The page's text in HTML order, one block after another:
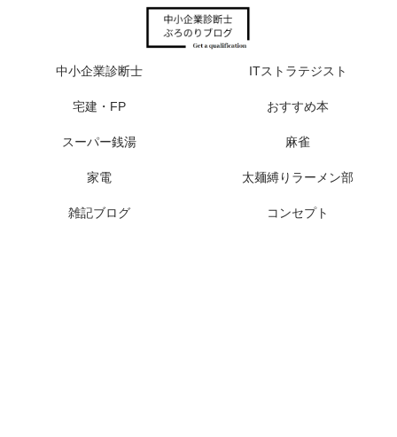
中小企業診断士 ITストラテジスト
宅建・FP おすすめ本
スーパー銭湯 麻雀
家電 太麺縛りラーメン部
雑記ブログ コンセプト